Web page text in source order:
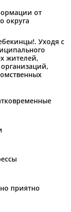
от
округа
Уходя с
жителей,
приятно